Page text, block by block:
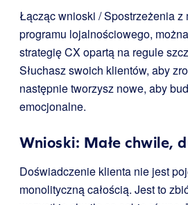
Łącząc wnioski / Spostrzeżenia z
programu lojalnościowego,
strategię CX opartą na regule
Słuchasz swoich klientów, aby
następnie tworzysz nowe, aby
emocjonalne.
Wnioski: Małe chwile,
Doświadczenie klienta nie jest
monolityczną całością. Jest to